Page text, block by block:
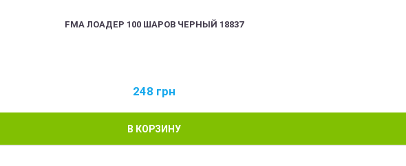
FMA ЛОАДЕР 100 ШАРОВ ЧЕРНЫЙ 18837
248 грн
В КОРЗИНУ